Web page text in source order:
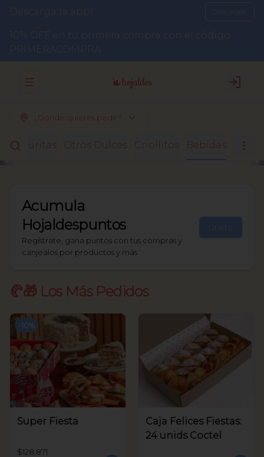
Descarga la app!
10% OFF en tu primera compra con el código
PRIMERACOMPRA
Abrir menu de navegación Login
¿Dónde quieres pedir?
Facturitas Otros Dulces Criollitos Bebidas
Acumula
Hojaldespuntos
Regístrate, gana puntos con tus compras y
canjealos por productos y más
Únete
🥐🎁 Los Más Pedidos
10 %
Super Fiesta
$128.871
Caja Felices Fiestas:
24 unids Coctel